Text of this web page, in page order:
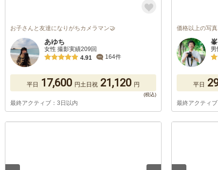
お子さんと友達になりがちカメラマン🤝
あゆち
女性 撮影実績209回
4.91
164件
平日 17,600 円土日祝 21,120 円
最終アクティブ：3日以内
価格以上の写
平日
最終アクティ